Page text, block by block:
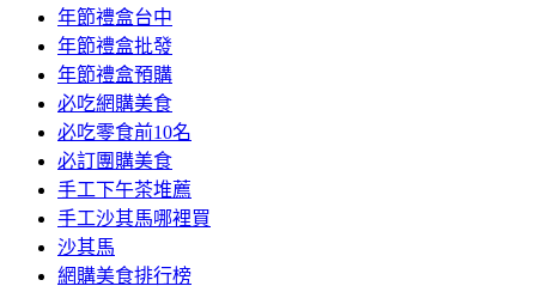
年節禮盒台中
年節禮盒批發
年節禮盒預購
必吃網購美食
必吃零食前10名
必訂團購美食
手工下午茶堆薦
手工沙其馬哪裡買
沙其馬
網購美食排行榜